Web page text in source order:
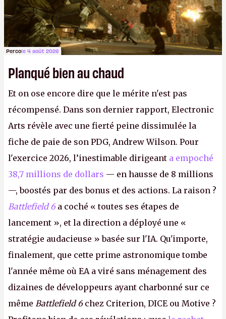
Percole 4 août 2026
Planqué bien au chaud
Et on ose encore dire que le mérite n'est pas
récompensé. Dans son dernier rapport, Electronic
Arts révèle avec une fierté peine dissimulée la
fiche de paie de son PDG, Andrew Wilson. Pour
l'exercice 2026, l’inestimable dirigeant a empoché
38,7 millions de dollars — en hausse de 8 millions
—, boostés par des bonus et des actions. La raison ?
Battlefield 6 a coché « toutes ses étapes de
lancement », et la direction a déployé une «
stratégie audacieuse » basée sur l'IA. Qu'importe,
finalement, que cette prime astronomique tombe
l'année même où EA a viré sans ménagement des
dizaines de développeurs ayant charbonné sur ce
même Battlefield 6chez Criterion, DICE ou Motive ?